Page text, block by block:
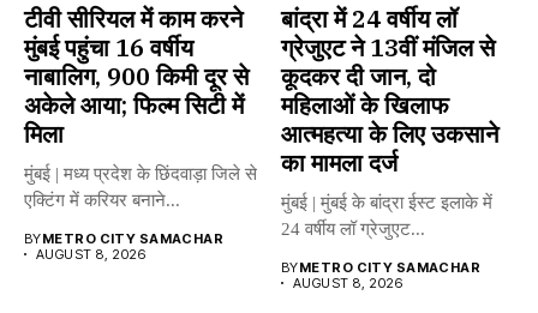
टीवी सीरियल में काम करने
मुंबई पहुंचा 16 वर्षीय
नाबालिग, 900 किमी दूर से
अकेले आया; फिल्म सिटी में
मिला
मुंबई | मध्य प्रदेश के छिंदवाड़ा जिले से
एक्टिंग में करियर बनाने...
BYMETRO CITY SAMACHAR
AUGUST 8, 2026
बांद्रा में 24 वर्षीय लॉ
ग्रेजुएट ने 13वीं मंजिल से
कूदकर दी जान, दो
महिलाओं के खिलाफ
आत्महत्या के लिए उकसाने
का मामला दर्ज
मुंबई | मुंबई के बांद्रा ईस्ट इलाके में
24 वर्षीय लॉ ग्रेजुएट...
BYMETRO CITY SAMACHAR
AUGUST 8, 2026